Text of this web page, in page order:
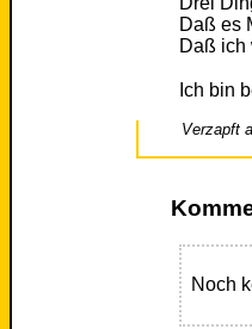
Daß es
Daß ich
Ich bin
Verzapft
Noch